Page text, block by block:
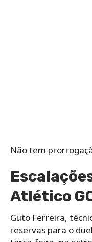
Não tem
Atlético
Guto Ferreira,
reservas para o